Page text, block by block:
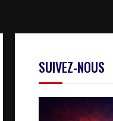
SUIVEZ-NOUS